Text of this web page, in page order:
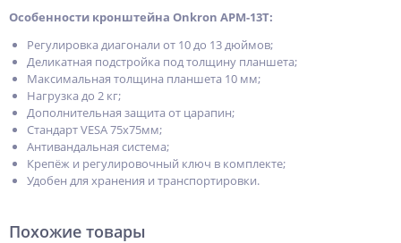
Особенности кронштейна Onkron APM-13T:
Регулировка диагонали от 10 до 13 дюймов;
Деликатная подстройка под толщину планшета;
Максимальная толщина планшета 10 мм;
Нагрузка до 2 кг;
Дополнительная защита от царапин;
Стандарт VESA 75х75мм;
Антивандальная система;
Крепёж и регулировочный ключ в комплекте;
Удобен для хранения и транспортировки.
Похожие товары